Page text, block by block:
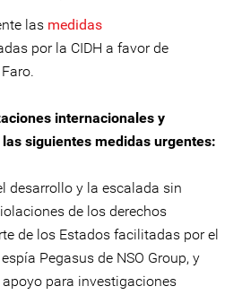
las medidas
por la CIDH a favor de
internacionales y
siguientes medidas urgentes:
desarrollo y la escalada sin
de los derechos
de los Estados facilitadas por el
Pegasus de NSO Group, y
para investigaciones